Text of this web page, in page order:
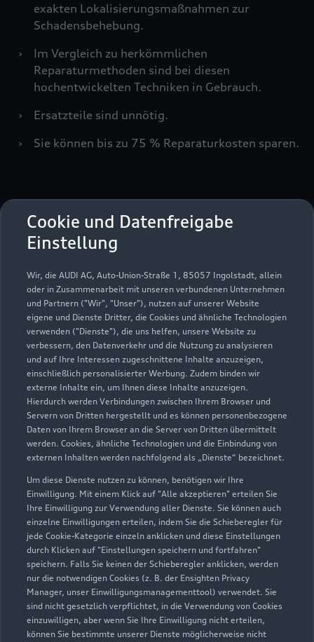
Cookie und Datenfreigabe
Einstellung
Wir, die AUDI AG, Auto-Union-Straße 1, 85057 Ingolstadt, allein
oder in Zusammenarbeit mit unseren verbundenen Unternehmen
und Partnern ("Wir", "Unser"), nutzen auf unserer Website
eigene und Dienste Dritter, die Cookies und ähnliche Technologien
verwenden ("Dienste"), die uns helfen, unsere Website zu
verbessern, den Datenverkehr und die Nutzung zu analysieren
und auf Ihre Interessen zugeschnittene Inhalte anzuzeigen,
einschließlich personalisierter Werbung. Zudem binden wir
externe Inhalte ein, um Ihnen diese Inhalte anzuzeigen.
Hierdurch werden Verbindungen zwischen Ihrem Browser und
Servern von Dritten hergestellt und es können personenbezogene
Daten von Ihrem Browser an die Server von Dritten übermittelt
werden. Cookies, ähnliche Technologien und die Einbindung von
externen Inhalten werden nachfolgend als „Dienste“ bezeichnet.
Um diese Dienste nutzen zu können, benötigen wir Ihre
Einwilligung. Mit einem Klick auf "Alle akzeptieren" erteilen Sie
Ihre Einwilligung zur Verwendung aller Dienste. Sie können auch
einzelne Einwilligungen erteilen, indem Sie die Schieberegler für
jede Cookie-Kategorie einzeln anklicken und diese Einstellungen
durch Klicken auf "Einstellungen speichern und fortfahren"
speichern. Falls Sie keinen der Schieberegler anklicken, werden
nur die notwendigen Cookies (z. B. der Ensighten Privacy
Manager, unser Einwilligungsmanagementtool) verwendet. Sie
sind nicht gesetzlich verpflichtet, in die Verwendung von Cookies
einzuwilligen, aber wenn Sie Ihre Einwilligung nicht erteilen,
können Sie bestimmte unserer Dienste möglicherweise nicht
exakten Lokalisierungsmaßnahmen zur
Schadensbehebung.
›
Im Vergleich zu herkömmlichen
Reparaturmethoden sind bei diesen
hochentwickelten Techniken in Gebrauch.
›
Ersatzteile sind unnötig.
›
Sie können bis zu 75 % Reparaturkosten sparen.
Serviceberater kontaktieren
Autohaus Sell GmbH & Co.
KG
Servicepartner e-tron